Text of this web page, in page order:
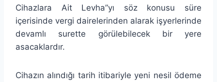
Cihazlara Ait Levha”yı söz konusu süre
içerisinde vergi dairelerinden alarak işyerlerinde
devamlı surette görülebilecek bir yere
asacaklardır.
Cihazın alındığı tarih itibariyle yeni nesil ödeme